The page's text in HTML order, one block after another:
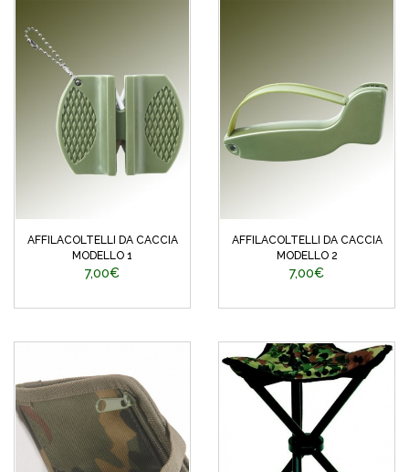
AFFILACOLTELLI DA CACCIA
MODELLO 1
7,00€
AFFILACOLTELLI DA CACCIA
MODELLO 2
7,00€